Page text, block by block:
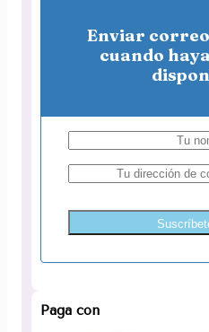
Enviar
cuando
Paga con